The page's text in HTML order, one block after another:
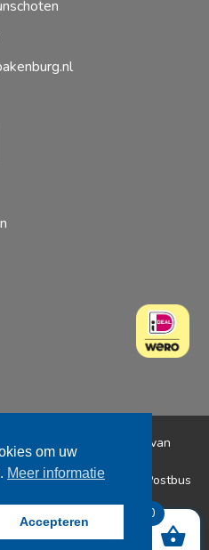
| Ontwerp
Niels van
| Postadres: Postbus
0
om uw
Meer informatie
Accepteren